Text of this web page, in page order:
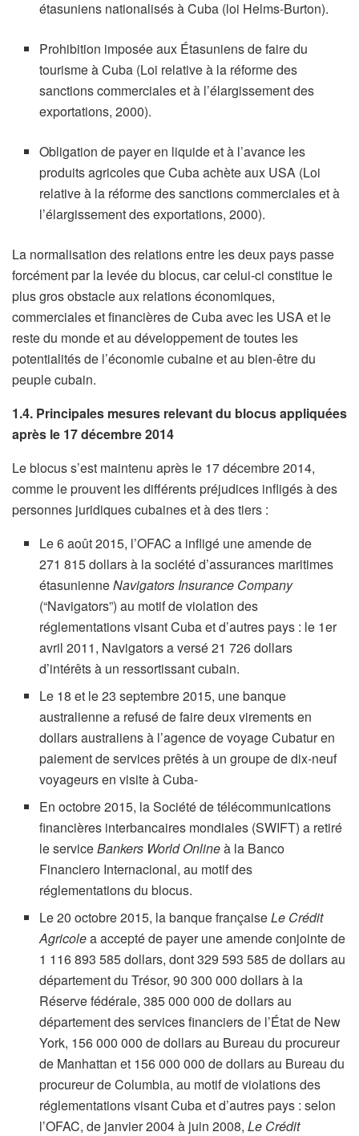
étasuniens nationalisés à Cuba (loi Helms-Burton).
Prohibition imposée aux Étasuniens de faire du
tourisme à Cuba (Loi relative à la réforme des
sanctions commerciales et à l’élargissement des
exportations, 2000).
Obligation de payer en liquide et à l’avance les
produits agricoles que Cuba achète aux USA (Loi
relative à la réforme des sanctions commerciales et à
l’élargissement des exportations, 2000).
La normalisation des relations entre les deux pays passe
forcément par la levée du blocus, car celui-ci constitue le
plus gros obstacle aux relations économiques,
commerciales et financières de Cuba avec les USA et le
reste du monde et au développement de toutes les
potentialités de l’économie cubaine et au bien-être du
peuple cubain.
1.4. Principales mesures relevant du blocus appliquées
après le 17 décembre 2014
Le blocus s’est maintenu après le 17 décembre 2014,
comme le prouvent les différents préjudices infligés à des
personnes juridiques cubaines et à des tiers :
Le 6 août 2015, l’OFAC a infligé une amende de
271 815 dollars à la société d’assurances maritimes
étasunienneNavigators Insurance Company
(“Navigators”) au motif de violation des
réglementations visant Cuba et d’autres pays : le 1er
avril 2011, Navigators a versé 21 726 dollars
d’intérêts à un ressortissant cubain.
Le 18 et le 23 septembre 2015, une banque
australienne a refusé de faire deux virements en
dollars australiens à l’agence de voyage Cubatur en
paiement de services prêtés à un groupe de dix-neuf
voyageurs en visite à Cuba-
En octobre 2015, la Société de télécommunications
financières interbancaires mondiales (SWIFT) a retiré
le serviceBankers World Onlineà la Banco
Financiero Internacional, au motif des
réglementations du blocus.
Le 20 octobre 2015, la banque françaiseLe Crédit
Agricolea accepté de payer une amende conjointe de
1 116 893 585 dollars, dont 329 593 585 de dollars au
département du Trésor, 90 300 000 dollars à la
Réserve fédérale, 385 000 000 de dollars au
département des services financiers de l’État de New
York, 156 000 000 de dollars au Bureau du procureur
de Manhattan et 156 000 000 de dollars au Bureau du
procureur de Columbia, au motif de violations des
réglementations visant Cuba et d’autres pays : selon
l’OFAC, de janvier 2004 à juin 2008,Le Crédit